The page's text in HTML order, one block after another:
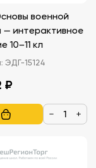
военной
— интерактивное
10–11 кл
ЭДГ-15124
₽
− +